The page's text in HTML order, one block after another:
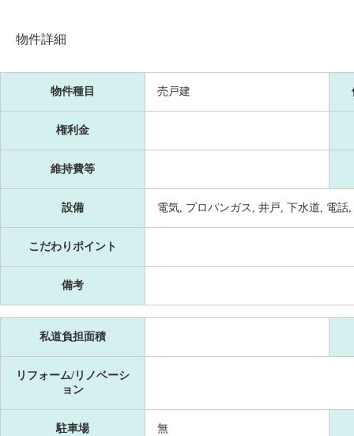
物件詳細
物件種目 売戸建
権利金
維持費等
設備 電気, プロパンガス, 井戸, 下水道, 電話
こだわりポイント
備考
私道負担面積
リフォーム/リノベーシ
ョン
駐車場 無